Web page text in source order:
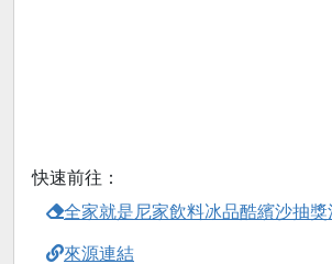
快速前往：
全家就是尼家飲料冰品酷繽沙抽獎
來源連結